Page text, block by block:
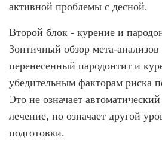
активной проблемы с десной.
Второй блок - курение и
Зонтичный обзор мета-анализов
перенесенный пародонтит и
убедительным факторам риска
Это не означает
лечение, но означает другой
подготовки.